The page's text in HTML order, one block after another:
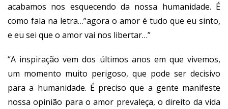
acabamos nos esquecendo da nossa humanidade. É
como fala na letra…”agora o amor é tudo que eu sinto,
e eu sei que o amor vai nos libertar…”
“A inspiração vem dos últimos anos em que vivemos,
um momento muito perigoso, que pode ser decisivo
para a humanidade. É preciso que a gente manifeste
nossa opinião para o amor prevaleça, o direito da vida